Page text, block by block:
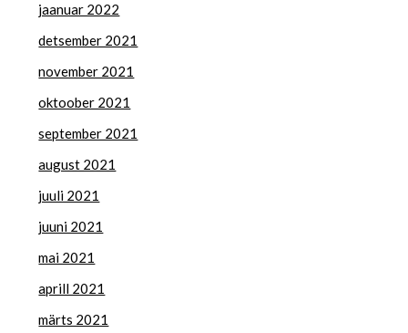
jaanuar 2022
detsember 2021
november 2021
oktoober 2021
september 2021
august 2021
juuli 2021
juuni 2021
mai 2021
aprill 2021
märts 2021